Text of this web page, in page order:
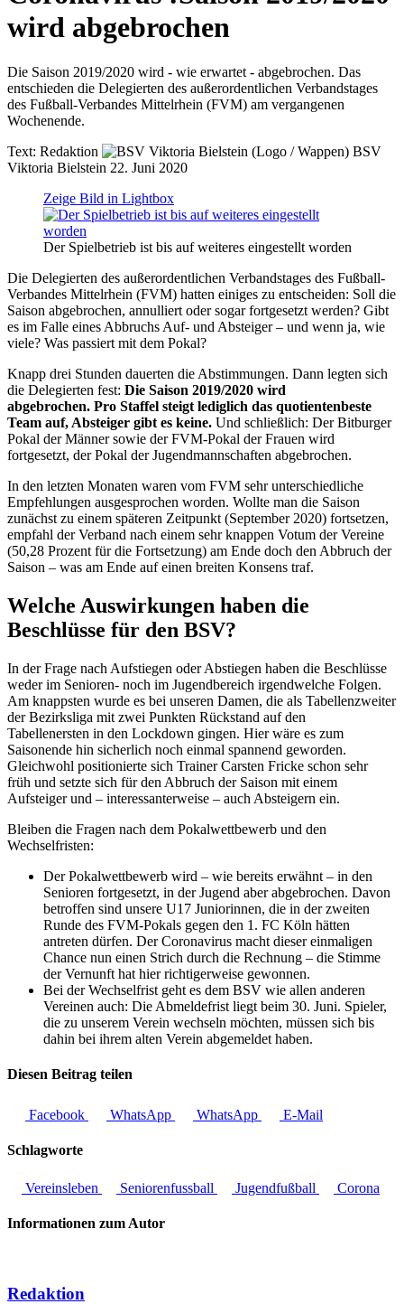
wird abgebrochen
Die Saison 2019/2020 wird - wie erwartet - abgebrochen. Das
entschieden die Delegierten des außerordentlichen Verbandstages
des Fußball-Verbandes Mittelrhein (FVM) am vergangenen
Wochenende.
Text: Redaktion
BSV
Viktoria Bielstein 22. Juni 2020
Zeige Bild in Lightbox
Der Spielbetrieb ist bis auf weiteres eingestellt worden
Die Delegierten des außerordentlichen Verbandstages des Fußball-
Verbandes Mittelrhein (FVM) hatten einiges zu entscheiden: Soll die
Saison abgebrochen, annulliert oder sogar fortgesetzt werden? Gibt
es im Falle eines Abbruchs Auf- und Absteiger – und wenn ja, wie
viele? Was passiert mit dem Pokal?
Knapp drei Stunden dauerten die Abstimmungen. Dann legten sich
die Delegierten fest: Die Saison 2019/2020 wird
abgebrochen. Pro Staffel steigt lediglich das quotientenbeste
Team auf, Absteiger gibt es keine. Und schließlich: Der Bitburger
Pokal der Männer sowie der FVM-Pokal der Frauen wird
fortgesetzt, der Pokal der Jugendmannschaften abgebrochen.
In den letzten Monaten waren vom FVM sehr unterschiedliche
Empfehlungen ausgesprochen worden. Wollte man die Saison
zunächst zu einem späteren Zeitpunkt (September 2020) fortsetzen,
empfahl der Verband nach einem sehr knappen Votum der Vereine
(50,28 Prozent für die Fortsetzung) am Ende doch den Abbruch der
Saison – was am Ende auf einen breiten Konsens traf.
Welche Auswirkungen haben die
Beschlüsse für den BSV?
In der Frage nach Aufstiegen oder Abstiegen haben die Beschlüsse
weder im Senioren- noch im Jugendbereich irgendwelche Folgen.
Am knappsten wurde es bei unseren Damen, die als Tabellenzweiter
der Bezirksliga mit zwei Punkten Rückstand auf den
Tabellenersten in den Lockdown gingen. Hier wäre es zum
Saisonende hin sicherlich noch einmal spannend geworden.
Gleichwohl positionierte sich Trainer Carsten Fricke schon sehr
früh und setzte sich für den Abbruch der Saison mit einem
Aufsteiger und – interessanterweise – auch Absteigern ein.
Bleiben die Fragen nach dem Pokalwettbewerb und den
Wechselfristen:
Der Pokalwettbewerb wird – wie bereits erwähnt – in den
Senioren fortgesetzt, in der Jugend aber abgebrochen. Davon
betroffen sind unsere U17 Juniorinnen, die in der zweiten
Runde des FVM-Pokals gegen den 1. FC Köln hätten
antreten dürfen. Der Coronavirus macht dieser einmaligen
Chance nun einen Strich durch die Rechnung – die Stimme
der Vernunft hat hier richtigerweise gewonnen.
Bei der Wechselfrist geht es dem BSV wie allen anderen
Vereinen auch: Die Abmeldefrist liegt beim 30. Juni. Spieler,
die zu unserem Verein wechseln möchten, müssen sich bis
dahin bei ihrem alten Verein abgemeldet haben.
Diesen Beitrag teilen
Facebook WhatsApp WhatsApp E-Mail
Schlagworte
Vereinsleben Seniorenfussball Jugendfußball Corona
Informationen zum Autor
Redaktion